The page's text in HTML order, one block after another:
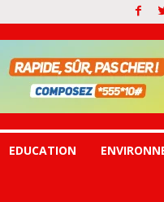
EDUCATION